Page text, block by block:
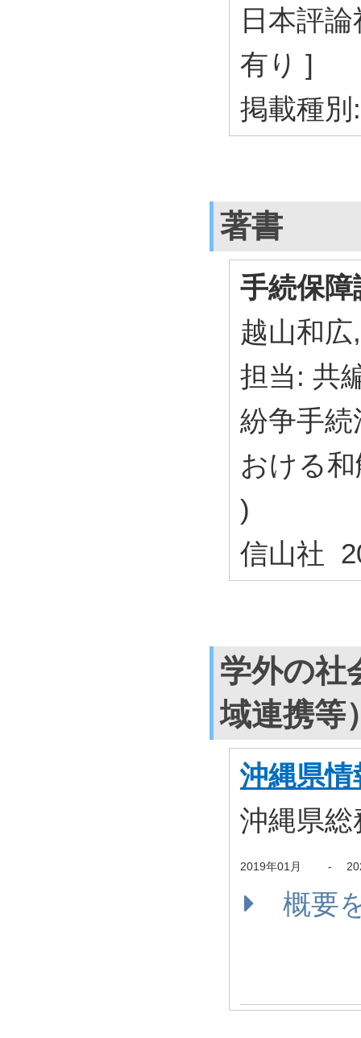
日本評
有り ]
掲載種
著書
手続保
越山和
担当: 共
紛争手
おける
)
信山社
学外の社
域連携等
沖縄県
沖縄県
2019年01月 -
概要